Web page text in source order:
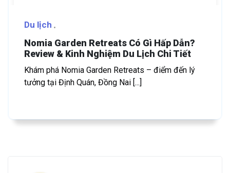
Du lịch
Nomia Garden Retreats Có Gì Hấp Dẫn?
Review & Kinh Nghiệm Du Lịch Chi Tiết
Khám phá Nomia Garden Retreats – điểm đến lý
tưởng tại Định Quán, Đồng Nai [...]